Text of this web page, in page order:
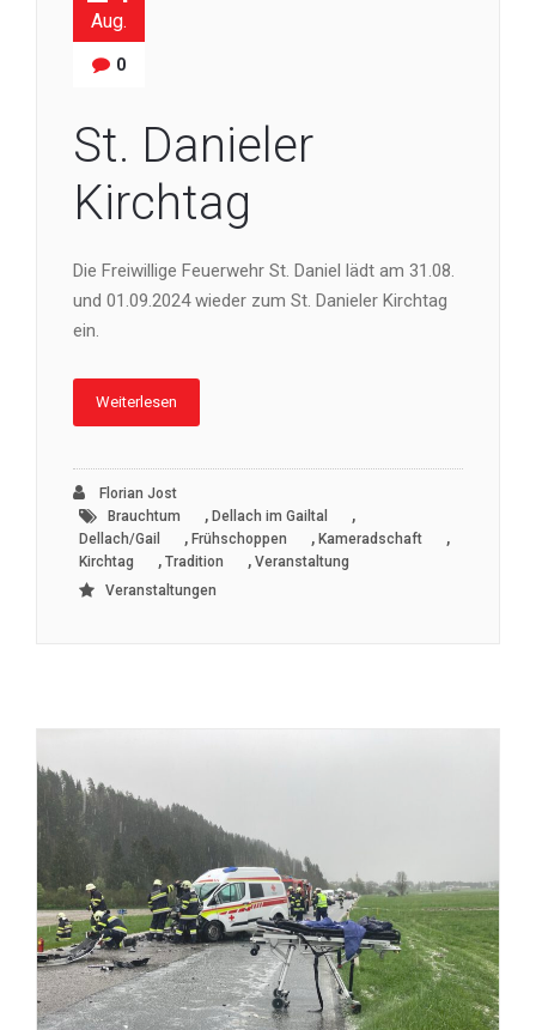
Aug.
0
St. Danieler
Kirchtag
Die Freiwillige Feuerwehr St. Daniel lädt am 31.08.
und 01.09.2024 wieder zum St. Danieler Kirchtag
ein.
Weiterlesen
Florian Jost
Brauchtum
, Dellach im Gailtal ,
Dellach/Gail , Frühschoppen , Kameradschaft ,
Kirchtag , Tradition , Veranstaltung
Veranstaltungen